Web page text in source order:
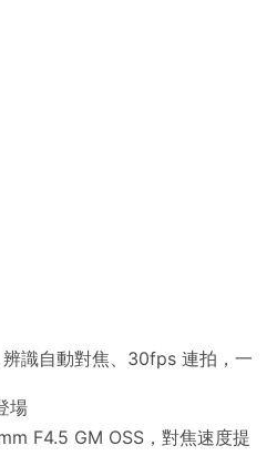
識自動對焦、30fps 連拍，一
場
F4.5 GM OSS，對焦速度提